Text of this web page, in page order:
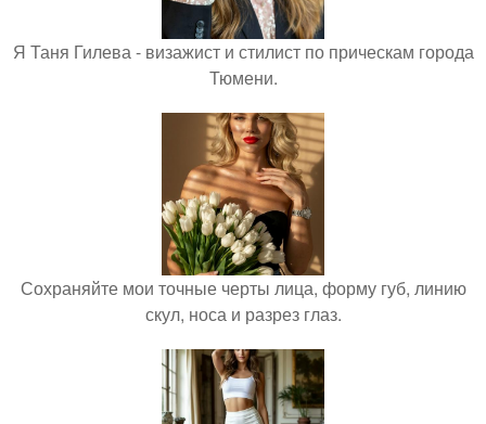
Я Таня Гилева - визажист и стилист по прическам города
Тюмени.
Сохраняйте мои точные черты лица, форму губ, линию
скул, носа и разрез глаз.